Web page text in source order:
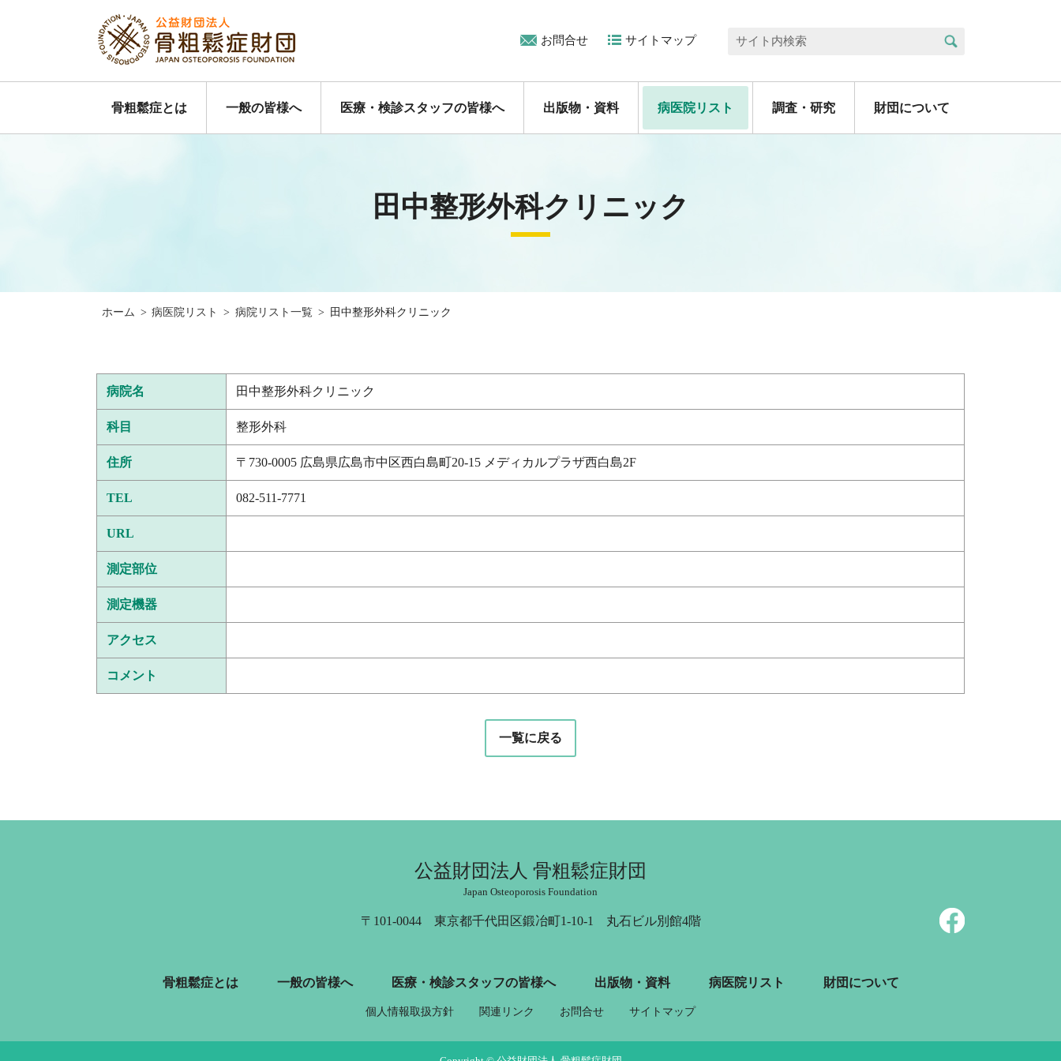
お問合せ サイトマップ サイト内検索
骨粗鬆症とは 一般の皆様へ 医療・検診スタッフの皆様へ 出版物・資料 病医院リスト 調査・研究 財団について
田中整形外科クリニック
ホーム > 病医院リスト > 病院リスト一覧 > 田中整形外科クリニック
病院名 田中整形外科クリニック
科目 整形外科
住所 〒730-0005 広島県広島市中区西白島町20-15 メディカルプラザ西白島2F
TEL 082-511-7771
URL
測定部位
測定機器
アクセス
コメント
一覧に戻る
公益財団法人 骨粗鬆症財団
Japan Osteoporosis Foundation
〒101-0044 東京都千代田区鍛冶町1-10-1 丸石ビル別館4階
骨粗鬆症とは 一般の皆様へ 医療・検診スタッフの皆様へ 出版物・資料 病医院リスト 財団について
個人情報取扱方針 関連リンク お問合せ サイトマップ